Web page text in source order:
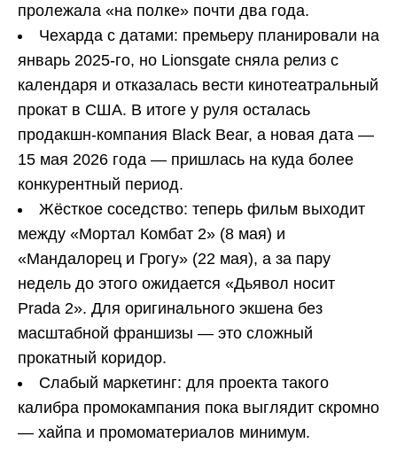
пролежала «на полке» почти два года.
Чехарда с датами: премьеру планировали на
январь 2025‑го, но Lionsgate сняла релиз с
календаря и отказалась вести кинотеатральный
прокат в США. В итоге у руля осталась
продакшн-компания Black Bear, а новая дата —
15 мая 2026 года — пришлась на куда более
конкурентный период.
Жёсткое соседство: теперь фильм выходит
между «Мортал Комбат 2» (8 мая) и
«Мандалорец и Грогу» (22 мая), а за пару
недель до этого ожидается «Дьявол носит
Prada 2». Для оригинального экшена без
масштабной франшизы — это сложный
прокатный коридор.
Слабый маркетинг: для проекта такого
калибра промокампания пока выглядит скромно
— хайпа и промоматериалов минимум.